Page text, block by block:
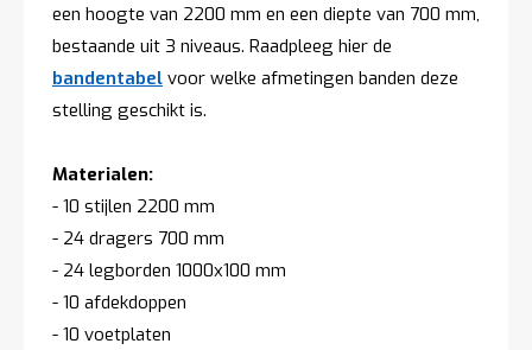
t
Mijn
account
een hoogte van 2200 mm en een diepte van 700 mm,
bestaande uit 3 niveaus. Raadpleeg hier de
bandentabel voor welke afmetingen banden deze
stelling geschikt is.
Materialen:
- 10 stijlen 2200 mm
- 24 dragers 700 mm
- 24 legborden 1000x100 mm
- 10 afdekdoppen
- 10 voetplaten